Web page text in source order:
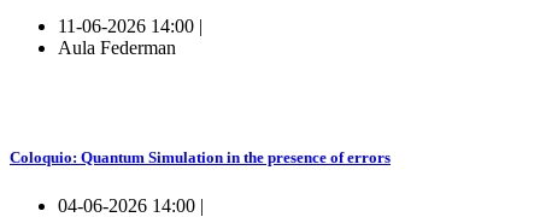
11-06-2026 14:00 |
Aula Federman
Coloquio: Quantum Simulation in the presence of errors
04-06-2026 14:00 |